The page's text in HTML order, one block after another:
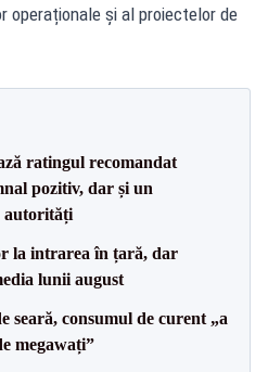
operaționale și al proiectelor de
ratingul recomandat
pozitiv, dar și un
autorități
la intrarea în țară, dar
lunii august
seară, consumul de curent „a
megawați”